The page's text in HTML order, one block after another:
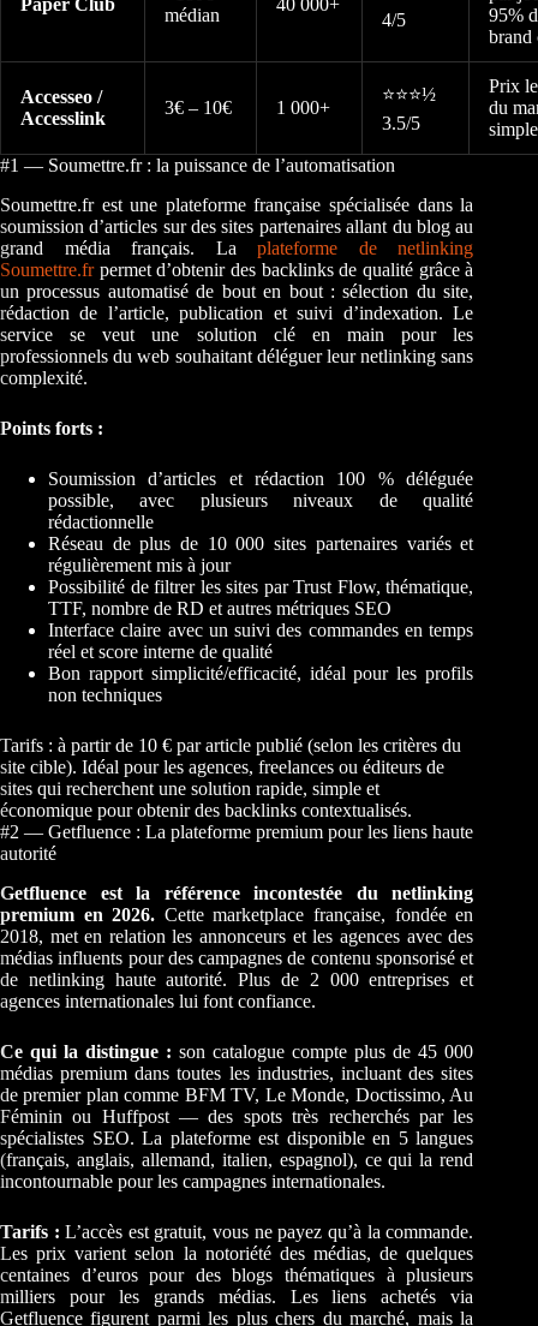
Paper Club
médian
40 000+
4/5
95%
brand
Accesseo /
Accesslink
3€ – 10€ 1 000+
⭐⭐⭐½
3.5/5
Prix
du
#1 — Soumettre.fr : la puissance de l’automatisation
Soumettre.fr est une plateforme française spécialisée dans la
soumission d’articles sur des sites partenaires allant du blog au
grand média français. Laplateforme de netlinking
Soumettre.frpermet d’obtenir des backlinks de qualité grâce à
un processus automatisé de bout en bout : sélection du site,
rédaction de l’article, publication et suivi d’indexation. Le
service se veut une solution clé en main pour les
professionnels du web souhaitant déléguer leur netlinking sans
complexité.
Points forts :
Soumission d’articles et rédaction 100 % déléguée
possible, avec plusieurs niveaux de qualité
rédactionnelle
Réseau de plus de 10 000 sites partenaires variés et
régulièrement mis à jour
Possibilité de filtrer les sites par Trust Flow, thématique,
TTF, nombre de RD et autres métriques SEO
Interface claire avec un suivi des commandes en temps
réel et score interne de qualité
Bon rapport simplicité/efficacité, idéal pour les profils
non techniques
Tarifs : à partir de 10 € par article publié (selon les critères du
site cible). Idéal pour les agences, freelances ou éditeurs de
sites qui recherchent une solution rapide, simple et
économique pour obtenir des backlinks contextualisés.
#2 — Getfluence : La plateforme premium pour les liens haute
autorité
Getfluence est la référence incontestée du netlinking
premium en 2026. Cette marketplace française, fondée en
2018, met en relation les annonceurs et les agences avec des
médias influents pour des campagnes de contenu sponsorisé et
de netlinking haute autorité. Plus de 2 000 entreprises et
agences internationales lui font confiance.
Ce qui la distingue : son catalogue compte plus de 45 000
médias premium dans toutes les industries, incluant des sites
de premier plan comme BFM TV, Le Monde, Doctissimo, Au
Féminin ou Huffpost — des spots très recherchés par les
spécialistes SEO. La plateforme est disponible en 5 langues
(français, anglais, allemand, italien, espagnol), ce qui la rend
incontournable pour les campagnes internationales.
Tarifs : L’accès est gratuit, vous ne payez qu’à la commande.
Les prix varient selon la notoriété des médias, de quelques
centaines d’euros pour des blogs thématiques à plusieurs
milliers pour les grands médias. Les liens achetés via
Getfluence figurent parmi les plus chers du marché, mais la